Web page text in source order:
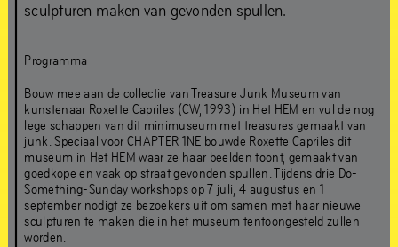
‘Can’t be greedy… You
gotta take some, and
leave some’
21jun–1sep,2019
sculpturen maken van gevonden spullen.
Programma
Bouw mee aan de collectie van Treasure Junk Museum van
kunstenaar Roxette Capriles (CW, 1993) in Het HEM en vul de nog
lege schappen van dit minimuseum met treasures gemaakt van
junk. Speciaal voor CHAPTER 1NE bouwde Roxette Capriles dit
museum in Het HEM waar ze haar beelden toont, gemaakt van
goedkope en vaak op straat gevonden spullen. Tijdens drie Do-
Something-Sunday workshops op 7 juli, 4 augustus en 1
september nodigt ze bezoekers uit om samen met haar nieuwe
sculpturen te maken die in het museum tentoongesteld zullen
worden.